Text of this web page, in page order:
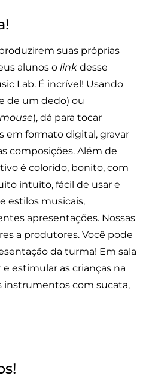
suas próprias
alunos o link desse
Lab. É incrível! Usando
de um dedo) ou
mouse), dá para tocar
formato digital, gravar
composições. Além de
é colorido, bonito, com
intuito, fácil de usar e
estilos musicais,
apresentações. Nossas
a produtores. Você pode
da turma! Em sala
estimular as crianças na
instrumentos com sucata,